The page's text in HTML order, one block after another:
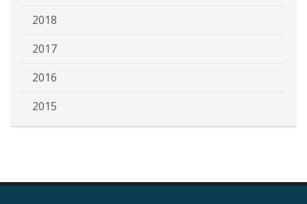
2018
2017
2016
2015